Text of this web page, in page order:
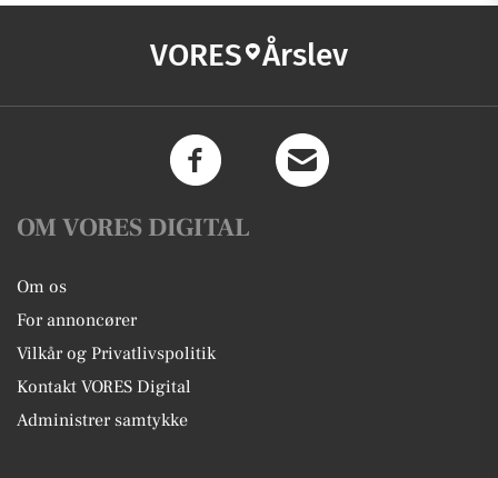
VORES Årslev
OM VORES DIGITAL
Om os
For annoncører
Vilkår og Privatlivspolitik
Kontakt VORES Digital
Administrer samtykke